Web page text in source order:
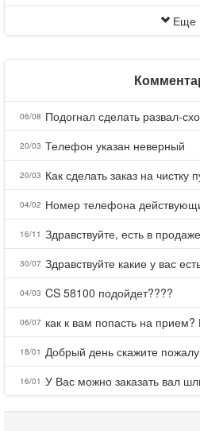
Еще
06/08
20/03 Телефон указан неверный
20/03 Как сделать заказ на чистку
04/02
16/11
30/07 Здравствуйте какие у вас
04/03 CS 58100 подойдет????
06/07
18/01
16/01